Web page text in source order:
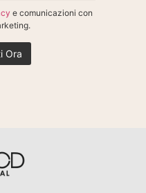
e comunicazioni con